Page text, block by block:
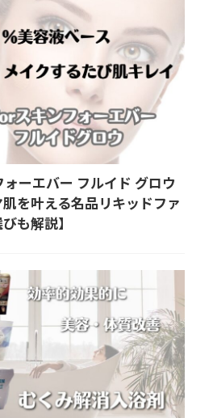
ーエバー フルイド グロウ
を叶える名品リキッドファ
も解説】